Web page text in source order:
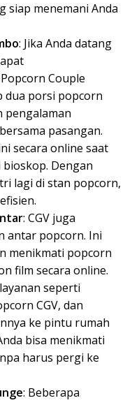
siap menemani Anda
: Jika Anda datang
Couple
dua porsi popcorn
pengalaman
pasangan.
secara online saat
Dengan
lagi di stan popcorn,
: CGV juga
antar popcorn. Ini
menikmati popcorn
film secara online.
seperti
CGV, dan
ke pintu rumah
bisa menikmati
harus pergi ke
: Beberapa